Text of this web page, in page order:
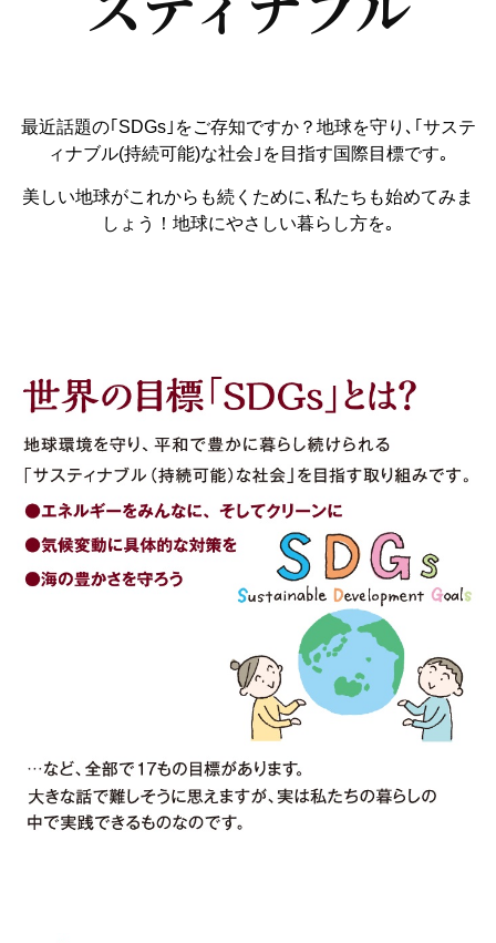
最近話題の｢SDGs｣をご存知ですか？地球を守り､｢サステ
ィナブル(持続可能)な社会｣を目指す国際目標です｡
美しい地球がこれからも続くために､私たちも始めてみま
しょう！地球にやさしい暮らし方を｡